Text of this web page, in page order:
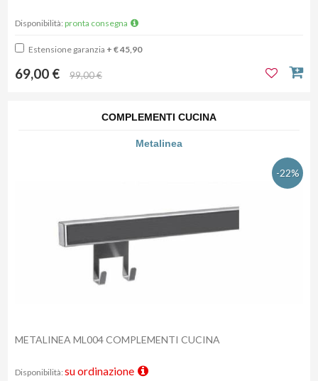
Disponibilità: pronta consegna
Estensione garanzia + € 45,90
69,00 € 99,00 €
COMPLEMENTI CUCINA
Metalinea
-22%
METALINEA ML004 COMPLEMENTI CUCINA
Disponibilità: su ordinazione